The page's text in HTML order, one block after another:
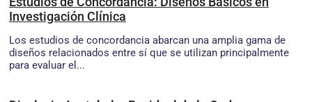
Investigación Clínica
Los estudios de concordancia abarcan una amplia gama de
diseños relacionados entre sí que se utilizan principalmente
para evaluar el...